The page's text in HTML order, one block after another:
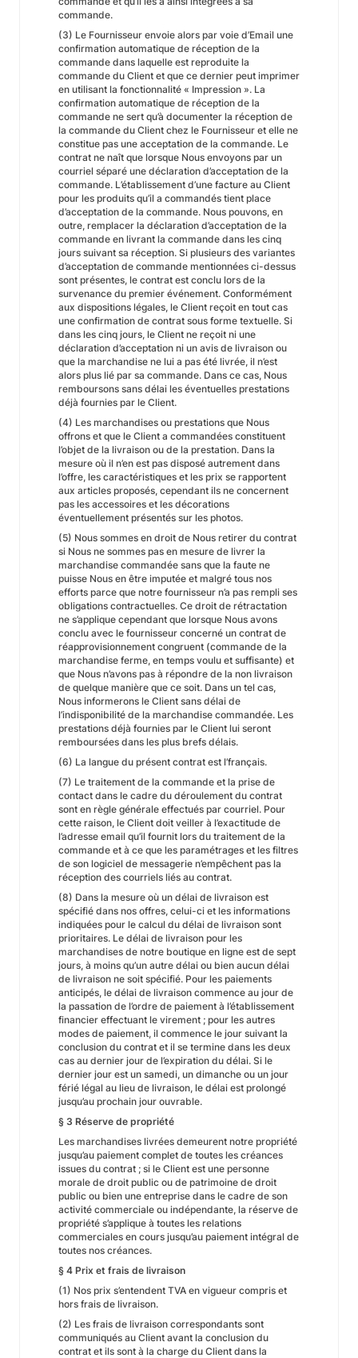
commande.
(3) Le Fournisseur envoie alors par voie d’Email une
confirmation automatique de réception de la
commande dans laquelle est reproduite la
commande du Client et que ce dernier peut imprimer
en utilisant la fonctionnalité « Impression ». La
confirmation automatique de réception de la
commande ne sert qu’à documenter la réception de
la commande du Client chez le Fournisseur et elle ne
constitue pas une acceptation de la commande. Le
contrat ne naît que lorsque Nous envoyons par un
courriel séparé une déclaration d’acceptation de la
commande. L’établissement d’une facture au Client
pour les produits qu’il a commandés tient place
d’acceptation de la commande. Nous pouvons, en
outre, remplacer la déclaration d’acceptation de la
commande en livrant la commande dans les cinq
jours suivant sa réception. Si plusieurs des variantes
d’acceptation de commande mentionnées ci-dessus
sont présentes, le contrat est conclu lors de la
survenance du premier événement. Conformément
aux dispositions légales, le Client reçoit en tout cas
une confirmation de contrat sous forme textuelle. Si
dans les cinq jours, le Client ne reçoit ni une
déclaration d’acceptation ni un avis de livraison ou
que la marchandise ne lui a pas été livrée, il n’est
alors plus lié par sa commande. Dans ce cas, Nous
remboursons sans délai les éventuelles prestations
déjà fournies par le Client.
(4) Les marchandises ou prestations que Nous
offrons et que le Client a commandées constituent
l’objet de la livraison ou de la prestation. Dans la
mesure où il n’en est pas disposé autrement dans
l’offre, les caractéristiques et les prix se rapportent
aux articles proposés, cependant ils ne concernent
pas les accessoires et les décorations
éventuellement présentés sur les photos.
(5) Nous sommes en droit de Nous retirer du contrat
si Nous ne sommes pas en mesure de livrer la
marchandise commandée sans que la faute ne
puisse Nous en être imputée et malgré tous nos
efforts parce que notre fournisseur n’a pas rempli ses
obligations contractuelles. Ce droit de rétractation
ne s’applique cependant que lorsque Nous avons
conclu avec le fournisseur concerné un contrat de
réapprovisionnement congruent (commande de la
marchandise ferme, en temps voulu et suffisante) et
que Nous n’avons pas à répondre de la non livraison
de quelque manière que ce soit. Dans un tel cas,
Nous informerons le Client sans délai de
l’indisponibilité de la marchandise commandée. Les
prestations déjà fournies par le Client lui seront
remboursées dans les plus brefs délais.
(6) La langue du présent contrat est l’français.
(7) Le traitement de la commande et la prise de
contact dans le cadre du déroulement du contrat
sont en règle générale effectués par courriel. Pour
cette raison, le Client doit veiller à l’exactitude de
l’adresse email qu’il fournit lors du traitement de la
commande et à ce que les paramétrages et les filtres
de son logiciel de messagerie n’empêchent pas la
réception des courriels liés au contrat.
(8) Dans la mesure où un délai de livraison est
spécifié dans nos offres, celui-ci et les informations
indiquées pour le calcul du délai de livraison sont
prioritaires. Le délai de livraison pour les
marchandises de notre boutique en ligne est de sept
jours, à moins qu’un autre délai ou bien aucun délai
de livraison ne soit spécifié. Pour les paiements
anticipés, le délai de livraison commence au jour de
la passation de l’ordre de paiement à l’établissement
financier effectuant le virement ; pour les autres
modes de paiement, il commence le jour suivant la
conclusion du contrat et il se termine dans les deux
cas au dernier jour de l’expiration du délai. Si le
dernier jour est un samedi, un dimanche ou un jour
férié légal au lieu de livraison, le délai est prolongé
jusqu’au prochain jour ouvrable.
§ 3 Réserve de propriété
Les marchandises livrées demeurent notre propriété
jusqu’au paiement complet de toutes les créances
issues du contrat ; si le Client est une personne
morale de droit public ou de patrimoine de droit
public ou bien une entreprise dans le cadre de son
activité commerciale ou indépendante, la réserve de
propriété s’applique à toutes les relations
commerciales en cours jusqu’au paiement intégral de
toutes nos créances.
§ 4 Prix et frais de livraison
(1) Nos prix s’entendent TVA en vigueur compris et
hors frais de livraison.
(2) Les frais de livraison correspondants sont
communiqués au Client avant la conclusion du
contrat et ils sont à la charge du Client dans la